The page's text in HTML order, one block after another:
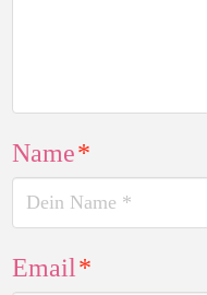
Name*
Email*